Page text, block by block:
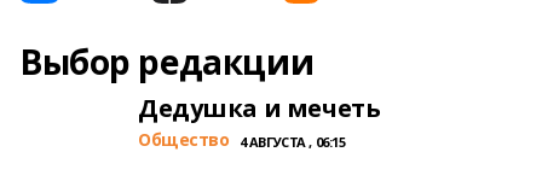
Выбор редакции
Дедушка и мечеть
Общество 4 АВГУСТА , 06:15